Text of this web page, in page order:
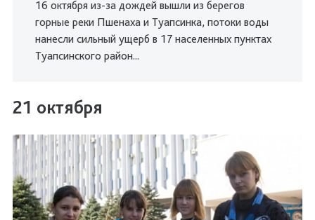
16 октября из-за дождей вышли из берегов
горные реки Пшенаха и Туапсинка, потоки воды
нанесли сильный ущерб в 17 населенных пунктах
Туапсинского район...
21 октября